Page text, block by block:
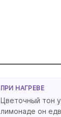
ПРИ НАГРЕВЕ
Цветочный тон
лимонаде он